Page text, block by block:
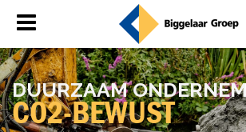
DUUR­ZAAM
CO2-BE­WUST